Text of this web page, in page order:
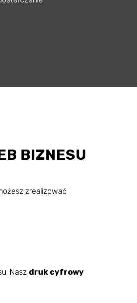
BIZNESU
zrealizować
Nasz druk cyfrowy